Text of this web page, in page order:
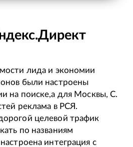
лида и экономии
были настроены
на поиске,а для Москвы, С.
реклама в РСЯ.
целевой трафик
по названиям
интеграция с